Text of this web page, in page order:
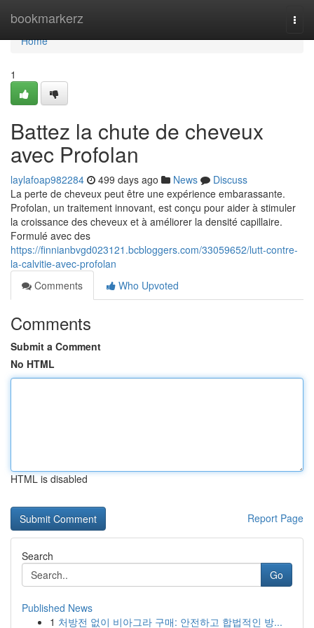
bookmarkerz
Home
Home
1
Battez la chute de cheveux
avec Profolan
laylafoap982284 499 days ago News
Discuss
La perte de cheveux peut être une expérience embarassante.
Profolan, un traitement innovant, est conçu pour aider à stimuler
la croissance des cheveux et à améliorer la densité capillaire.
Formulé avec des
https://finnianbvgd023121.bcbloggers.com/33059652/lutt-contre-
la-calvitie-avec-profolan
Comments
Who Upvoted
Comments
Submit a Comment
No HTML
HTML is disabled
Report Page
Search
Go
Published News
1 처방전 없이 비아그라 구매: 안전하고 합법적인 방...